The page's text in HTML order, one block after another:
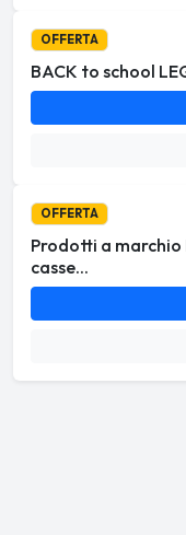
OFFERTA
BACK to school
OFFERTA
Prodotti a
casse...